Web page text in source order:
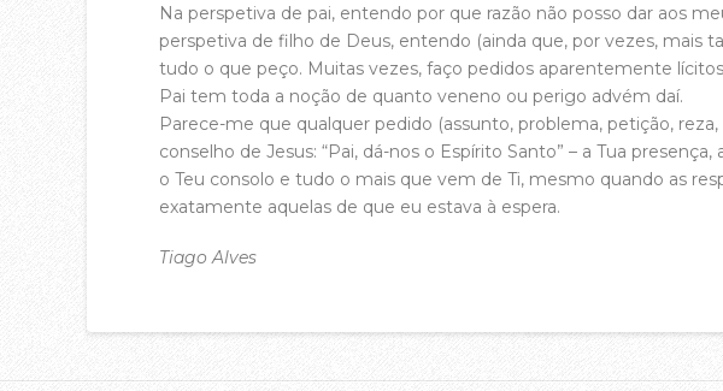
Na perspetiva de pai, entendo por que razão não posso dar aos
perspetiva de filho de Deus, entendo (ainda que, por vezes, mais
tudo o que peço. Muitas vezes, faço pedidos aparentemente
Pai tem toda a noção de quanto veneno ou perigo advém daí.
Parece-me que qualquer pedido (assunto, problema, petição,
conselho de Jesus: “Pai, dá-nos o Espírito Santo” – a Tua
o Teu consolo e tudo o mais que vem de Ti, mesmo quando as
exatamente aquelas de que eu estava à espera.
Tiago Alves
acasadac 02.15.2017